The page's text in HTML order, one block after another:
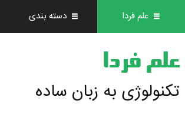
علم فردا دسته بندی
علم فردا
تکنولوژی به زبان ساده